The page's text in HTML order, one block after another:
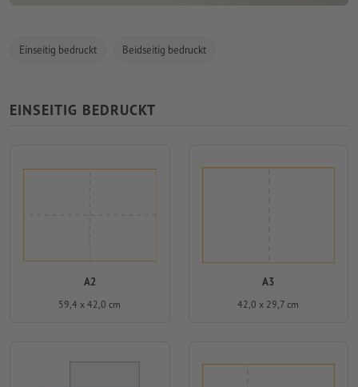
Einseitig bedruckt Beidseitig bedruckt
EINSEITIG BEDRUCKT
A2
59,4 x 42,0 cm
A3
42,0 x 29,7 cm